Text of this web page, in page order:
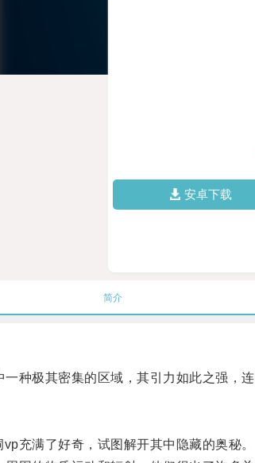
安卓下载
简介
极其密集的区域，其引力如此之强，连
满了好奇，试图解开其中隐藏的奥秘。